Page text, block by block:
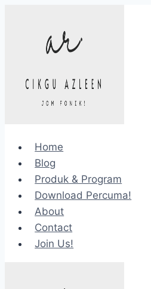
Home
Blog
Produk & Program
Download Percuma!
About
Contact
Join Us!